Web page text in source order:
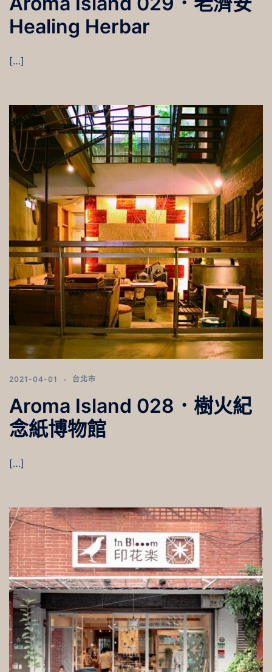
Healing Herbar
[…]
2021-04-01 台北市
Aroma Island 028．樹火紀
念紙博物館
[…]